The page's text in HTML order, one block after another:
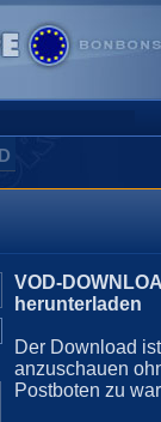
VOD-
herunterladen
Der Download
anzuschauen
Postboten zu